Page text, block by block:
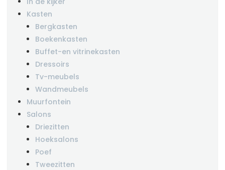
Kasten
Bergkasten
Boekenkasten
Buffet-en vitrinekasten
Dressoirs
Tv-meubels
Wandmeubels
Muurfontein
Salons
Driezitten
Hoeksalons
Poef
Tweezitten